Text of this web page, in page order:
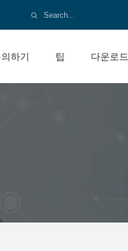
하기 팁 다운로드